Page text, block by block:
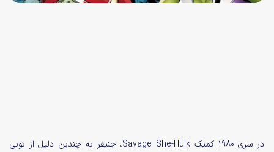
در سری ۱۹۸۰ کمیک Savage She-Hulk، جنیفر به چندین دلیل از تونی